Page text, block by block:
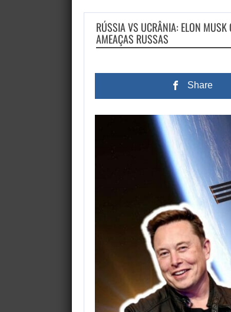
RÚSSIA VS UCRÂNIA: ELON MUSK
AMEAÇAS RUSSAS
Share